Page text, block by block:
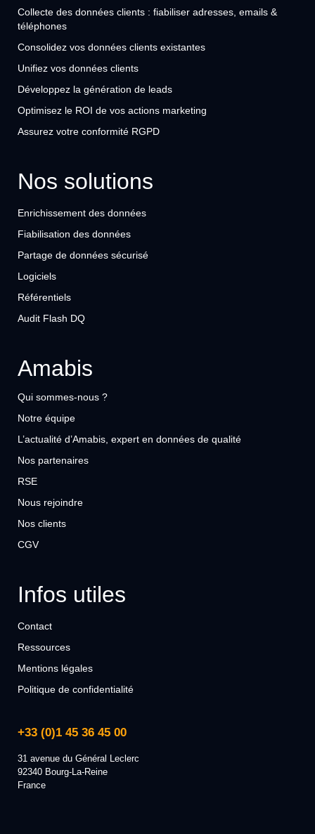
Collecte des données clients : fiabiliser adresses, emails &
téléphones
Consolidez vos données clients existantes
Unifiez vos données clients
Développez la génération de leads
Optimisez le ROI de vos actions marketing
Assurez votre conformité RGPD
Nos solutions
Enrichissement des données
Fiabilisation des données
Partage de données sécurisé
Logiciels
Référentiels
Audit Flash DQ
Amabis
Qui sommes-nous ?
Notre équipe
L’actualité d’Amabis, expert en données de qualité
Nos partenaires
RSE
Nous rejoindre
Nos clients
CGV
Infos utiles
Contact
Ressources
Mentions légales
Politique de confidentialité
+33 (0)1 45 36 45 00
31 avenue du Général Leclerc
92340 Bourg-La-Reine
France